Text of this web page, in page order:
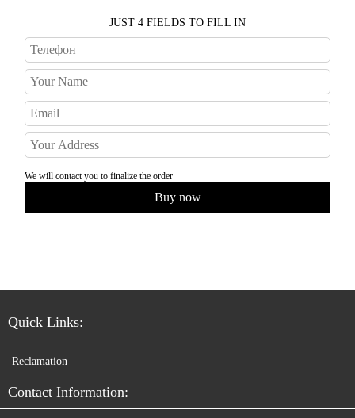
JUST 4 FIELDS TO FILL IN
We will contact you to finalize the order
Quick Links:
Reclamation
Contact Information: